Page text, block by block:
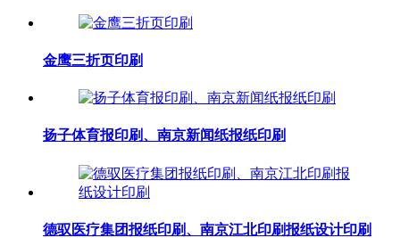
金鹰三折页印刷
扬子体育报印刷、南京新闻纸报纸印刷
德驭医疗集团报纸印刷、南京江北印刷报纸设计印刷